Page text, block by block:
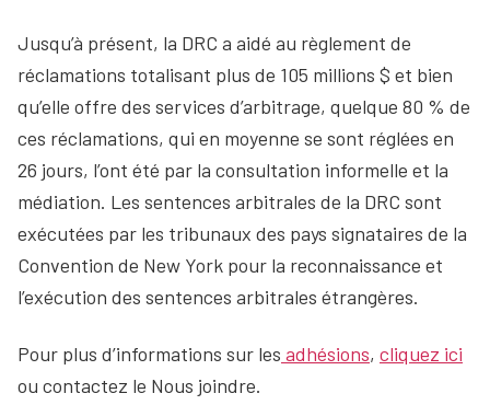
Jusqu’à présent, la DRC a aidé au règlement de
réclamations totalisant plus de 105 millions $ et bien
qu’elle offre des services d’arbitrage, quelque 80 % de
ces réclamations, qui en moyenne se sont réglées en
26 jours, l’ont été par la consultation informelle et la
médiation. Les sentences arbitrales de la DRC sont
exécutées par les tribunaux des pays signataires de la
Convention de New York pour la reconnaissance et
l’exécution des sentences arbitrales étrangères.
Pour plus d’informations sur les adhésions, cliquez ici
ou contactez le Nous joindre.